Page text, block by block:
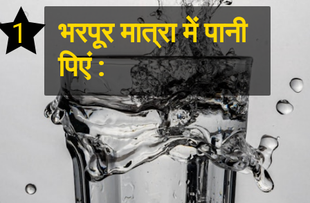
1
भरपूर मात्रा में पानी
पिएं :